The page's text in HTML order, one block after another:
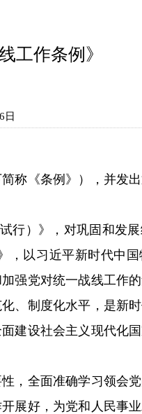
工作条例》
日
《条例》），并发
行）》，对巩固和发
，以习近平新时代中
强党对统一战线工作
、制度化水平，是新
建设社会主义现代化
，全面准确学习领会
展好，为党和人民事